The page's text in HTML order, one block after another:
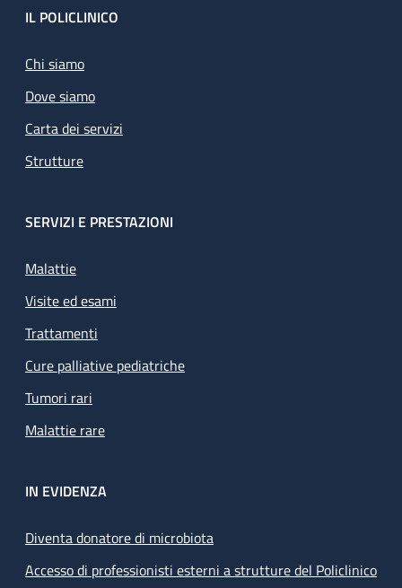
Footer
IL POLICLINICO
Chi siamo
Dove siamo
Carta dei servizi
Strutture
SERVIZI E PRESTAZIONI
Malattie
Visite ed esami
Trattamenti
Cure palliative pediatriche
Tumori rari
Malattie rare
IN EVIDENZA
Diventa donatore di microbiota
Accesso di professionisti esterni a strutture del Policlinico